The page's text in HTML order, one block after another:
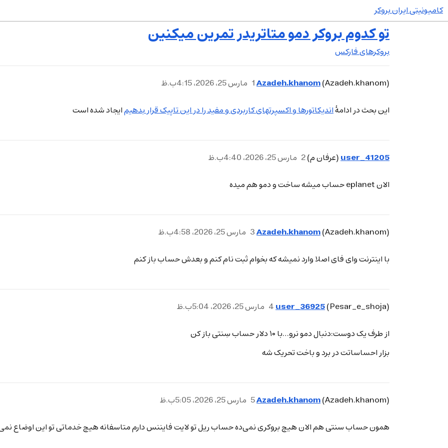
کامیونیتی ایران بروکر
تو کدوم بروکر دمو متاتریدر تمرین میکنین
بروکرهای فارکس
Azadeh.khanom(Azadeh.khanom) مارس 25، 2026، 4:15ب.ظ 1
این بحث در ادامهٔاندیکاتورها و اکسپرتهای کاربردی و مفید را در این تاپیک قرار بدهیمایجاد شده است
user_41205(عرفان م) مارس 25، 2026، 4:40ب.ظ 2
الان eplanet حساب میشه ساخت و دمو هم میده
Azadeh.khanom(Azadeh.khanom) مارس 25، 2026، 4:58ب.ظ 3
با اینترنت وای فای اصلا وارد نمیشه که بخوام ثبت نام کنم و بعدش حساب باز کنم
user_36925(Pesar_e_shoja) مارس 25، 2026، 5:04ب.ظ 4
از طرف یک دوست:دنبال دمو نرو…با ۱۰ دلار حساب سِنتی باز کن
بزار احساساتت در برد و باخت تحریک شه
Azadeh.khanom(Azadeh.khanom) مارس 25، 2026، 5:05ب.ظ 5
همون حساب سنتی هم الان هیچ بروکری نمی‌ده حساب ریل تو لایت فایننس دارم متاسفانه هیچ خدماتی تو این اوضاع